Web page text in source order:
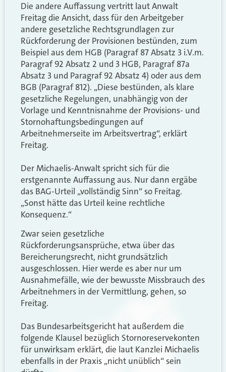
Die andere Auffassung vertritt laut Anwalt
Freitag die Ansicht, dass für den Arbeitgeber
andere gesetzliche Rechtsgrundlagen zur
Rückforderung der Provisionen bestünden, zum
Beispiel aus dem HGB (Paragraf 87 Absatz 3 i.V.m.
Paragraf 92 Absatz 2 und 3 HGB, Paragraf 87a
Absatz 3 und Paragraf 92 Absatz 4) oder aus dem
BGB (Paragraf 812). „Diese bestünden, als klare
gesetzliche Regelungen, unabhängig von der
Vorlage und Kenntnisnahme der Provisions- und
Stornohaftungsbedingungen auf
Arbeitnehmerseite im Arbeitsvertrag“, erklärt
Freitag.
Der Michaelis-Anwalt spricht sich für die
erstgenannte Auffassung aus. Nur dann ergäbe
das BAG-Urteil „vollständig Sinn“ so Freitag.
„Sonst hätte das Urteil keine rechtliche
Konsequenz.“
Zwar seien gesetzliche
Rückforderungsansprüche, etwa über das
Bereicherungsrecht, nicht grundsätzlich
ausgeschlossen. Hier werde es aber nur um
Ausnahmefälle, wie der bewusste Missbrauch des
Arbeitnehmers in der Vermittlung, gehen, so
Freitag.
Das Bundesarbeitsgericht hat außerdem die
folgende Klausel bezüglich Stornoreservekonten
für unwirksam erklärt, die laut Kanzlei Michaelis
ebenfalls in der Praxis „nicht unüblich“ sein